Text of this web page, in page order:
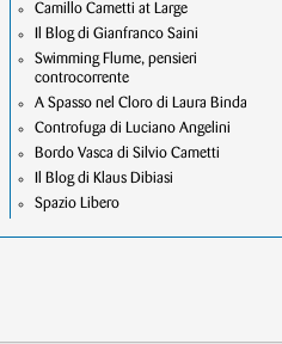
Camillo Cametti at Large
Il Blog di Gianfranco Saini
Swimming Flume, pensieri
controcorrente
A Spasso nel Cloro di Laura Binda
Controfuga di Luciano Angelini
Bordo Vasca di Silvio Cametti
Il Blog di Klaus Dibiasi
Spazio Libero